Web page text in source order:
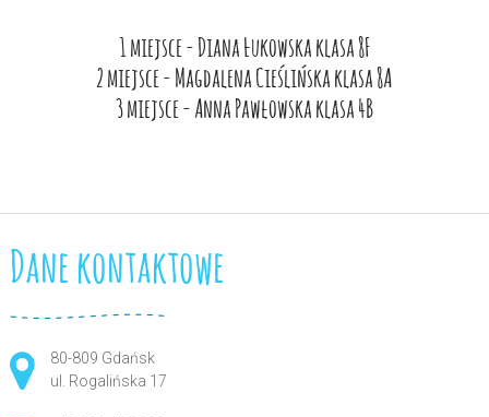
1 miejsce - Diana Łukowska klasa 8F
2 miejsce - Magdalena Cieślińska klasa 8A
3 miejsce - Anna Pawłowska klasa 4B
Dane kontaktowe
80-809 Gdańsk
ul. Rogalińska 17